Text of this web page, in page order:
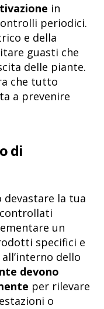
in
periodici.
e della
guasti che
delle piante.
che tutto
a prevenire
di
devastare la tua
un
specifici e
dello
devono
per rilevare
o